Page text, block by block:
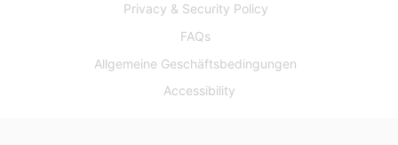
Privacy & Security Policy
FAQs
Allgemeine Geschäftsbedingungen
Accessibility